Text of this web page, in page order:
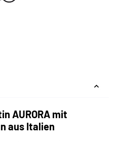
AURORA mit
aus Italien